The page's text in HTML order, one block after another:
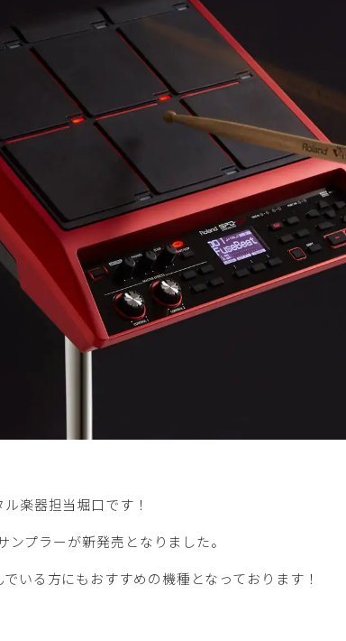
楽器担当堀口です！
プラーが新発売となりました。
いる方にもおすすめの機種となっております！